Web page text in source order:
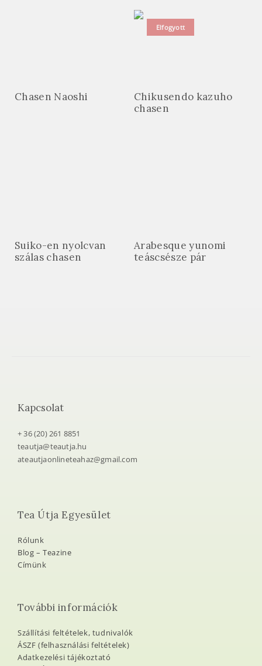
Chasen Naoshi
Elfogyott
Chikusendo kazuho
chasen
Suiko-en nyolcvan
szálas chasen
Arabesque yunomi
teáscsésze pár
Kapcsolat
+ 36 (20) 261 8851
teautja@teautja.hu
ateautjaonlineteahaz@gmail.com
Tea Útja Egyesület
Rólunk
Blog – Teazine
Címünk
További információk
Szállítási feltételek, tudnivalók
ÁSZF (felhasználási feltételek)
Adatkezelési tájékoztató